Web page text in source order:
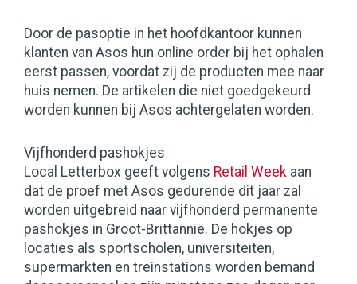
Door de pasoptie in het hoofdkantoor kunnen
klanten van Asos hun online order bij het ophalen
eerst passen, voordat zij de producten mee naar
huis nemen. De artikelen die niet goedgekeurd
worden kunnen bij Asos achtergelaten worden.
Vijfhonderd pashokjes
Local Letterbox geeft volgens Retail Week aan
dat de proef met Asos gedurende dit jaar zal
worden uitgebreid naar vijfhonderd permanente
pashokjes in Groot-Brittannië. De hokjes op
locaties als sportscholen, universiteiten,
supermarkten en treinstations worden bemand